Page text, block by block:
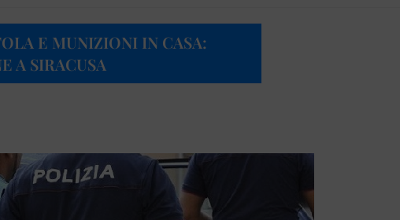
E MUNIZIONI IN CASA:
A SIRACUSA